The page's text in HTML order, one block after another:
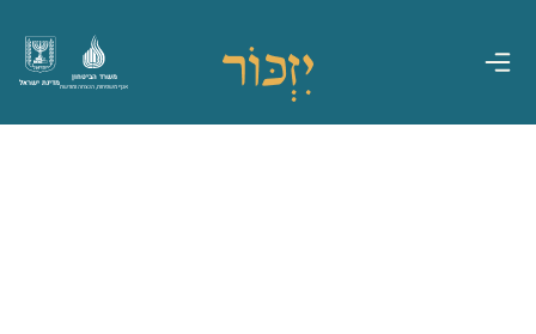
מדינת ישראל
משרד הביטחון
אגף משפחות, הנצחה ומורשת